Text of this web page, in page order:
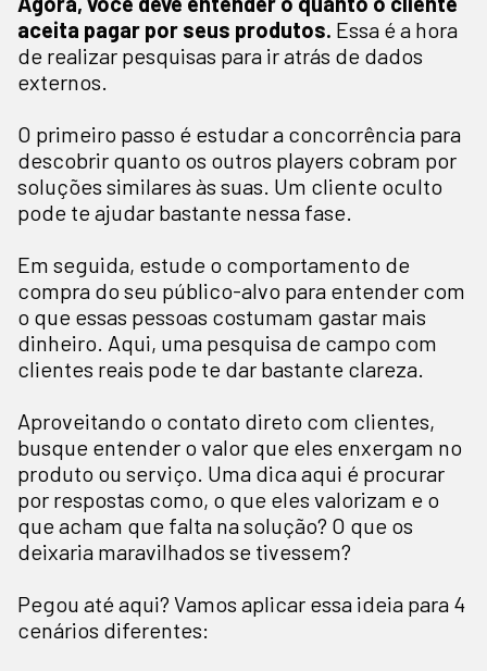
aceita pagar por seus produtos. Essa é a hora
de realizar pesquisas para ir atrás de dados
externos.
O primeiro passo é estudar a concorrência para
descobrir quanto os outros players cobram por
soluções similares às suas. Um cliente oculto
pode te ajudar bastante nessa fase.
Em seguida, estude o comportamento de
compra do seu público-alvo para entender com
o que essas pessoas costumam gastar mais
dinheiro. Aqui, uma pesquisa de campo com
clientes reais pode te dar bastante clareza.
Aproveitando o contato direto com clientes,
busque entender o valor que eles enxergam no
produto ou serviço. Uma dica aqui é procurar
por respostas como, o que eles valorizam e o
que acham que falta na solução? O que os
deixaria maravilhados se tivessem?
Pegou até aqui? Vamos aplicar essa ideia para 4
cenários diferentes: